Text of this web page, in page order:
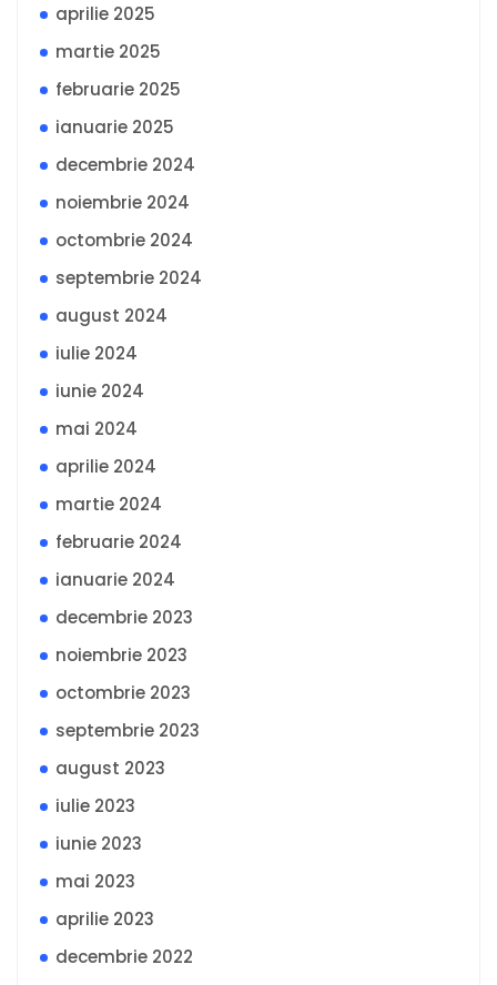
aprilie 2025
martie 2025
februarie 2025
ianuarie 2025
decembrie 2024
noiembrie 2024
octombrie 2024
septembrie 2024
august 2024
iulie 2024
iunie 2024
mai 2024
aprilie 2024
martie 2024
februarie 2024
ianuarie 2024
decembrie 2023
noiembrie 2023
octombrie 2023
septembrie 2023
august 2023
iulie 2023
iunie 2023
mai 2023
aprilie 2023
decembrie 2022